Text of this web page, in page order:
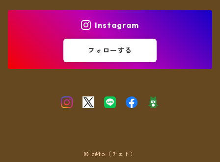
Instagram
フォローする
© cèto（チェト）